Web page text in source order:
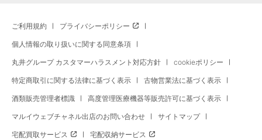
ご利用規約 プライバシーポリシー
個人情報の取り扱いに関する同意条項
丸井グループ カスタマーハラスメント対応方針 cookieポリシー
特定商取引に関する法律に基づく表示 古物営業法に基づく表示
酒類販売管理者標識 高度管理医療機器等販売許可に基づく表示
マルイウェブチャネル出店のお問い合わせ サイトマップ
宅配買取サービス 宅配収納サービス